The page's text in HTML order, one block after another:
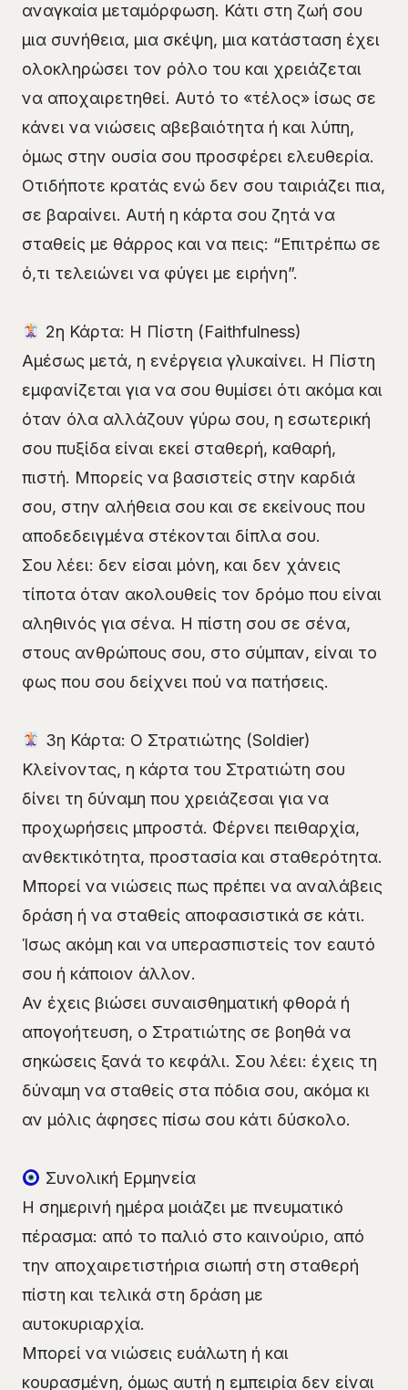
αναγκαία μεταμόρφωση. Κάτι στη ζωή σου
μια συνήθεια, μια σκέψη, μια κατάσταση έχει
ολοκληρώσει τον ρόλο του και χρειάζεται
να αποχαιρετηθεί. Αυτό το «τέλος» ίσως σε
κάνει να νιώσεις αβεβαιότητα ή και λύπη,
όμως στην ουσία σου προσφέρει ελευθερία.
Οτιδήποτε κρατάς ενώ δεν σου ταιριάζει πια,
σε βαραίνει. Αυτή η κάρτα σου ζητά να
σταθείς με θάρρος και να πεις: “Επιτρέπω σε
ό,τι τελειώνει να φύγει με ειρήνη”.
2η Κάρτα: Η Πίστη (Faithfulness)
Αμέσως μετά, η ενέργεια γλυκαίνει. Η Πίστη
εμφανίζεται για να σου θυμίσει ότι ακόμα και
όταν όλα αλλάζουν γύρω σου, η εσωτερική
σου πυξίδα είναι εκεί σταθερή, καθαρή,
πιστή. Μπορείς να βασιστείς στην καρδιά
σου, στην αλήθεια σου και σε εκείνους που
αποδεδειγμένα στέκονται δίπλα σου.
Σου λέει: δεν είσαι μόνη, και δεν χάνεις
τίποτα όταν ακολουθείς τον δρόμο που είναι
αληθινός για σένα. Η πίστη σου σε σένα,
στους ανθρώπους σου, στο σύμπαν, είναι το
φως που σου δείχνει πού να πατήσεις.
3η Κάρτα: Ο Στρατιώτης (Soldier)
Κλείνοντας, η κάρτα του Στρατιώτη σου
δίνει τη δύναμη που χρειάζεσαι για να
προχωρήσεις μπροστά. Φέρνει πειθαρχία,
ανθεκτικότητα, προστασία και σταθερότητα.
Μπορεί να νιώσεις πως πρέπει να αναλάβεις
δράση ή να σταθείς αποφασιστικά σε κάτι.
Ίσως ακόμη και να υπερασπιστείς τον εαυτό
σου ή κάποιον άλλον.
Αν έχεις βιώσει συναισθηματική φθορά ή
απογοήτευση, ο Στρατιώτης σε βοηθά να
σηκώσεις ξανά το κεφάλι. Σου λέει: έχεις τη
δύναμη να σταθείς στα πόδια σου, ακόμα κι
αν μόλις άφησες πίσω σου κάτι δύσκολο.
Συνολική Ερμηνεία
Η σημερινή ημέρα μοιάζει με πνευματικό
πέρασμα: από το παλιό στο καινούριο, από
την αποχαιρετιστήρια σιωπή στη σταθερή
πίστη και τελικά στη δράση με
αυτοκυριαρχία.
Μπορεί να νιώσεις ευάλωτη ή και
κουρασμένη, όμως αυτή η εμπειρία δεν είναι